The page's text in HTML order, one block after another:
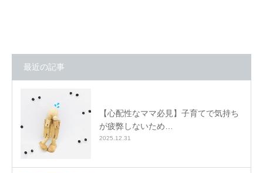
最近の記事
【心配性なママ必見】子育てで気持ち
が疲弊しないため…
2025.12.31